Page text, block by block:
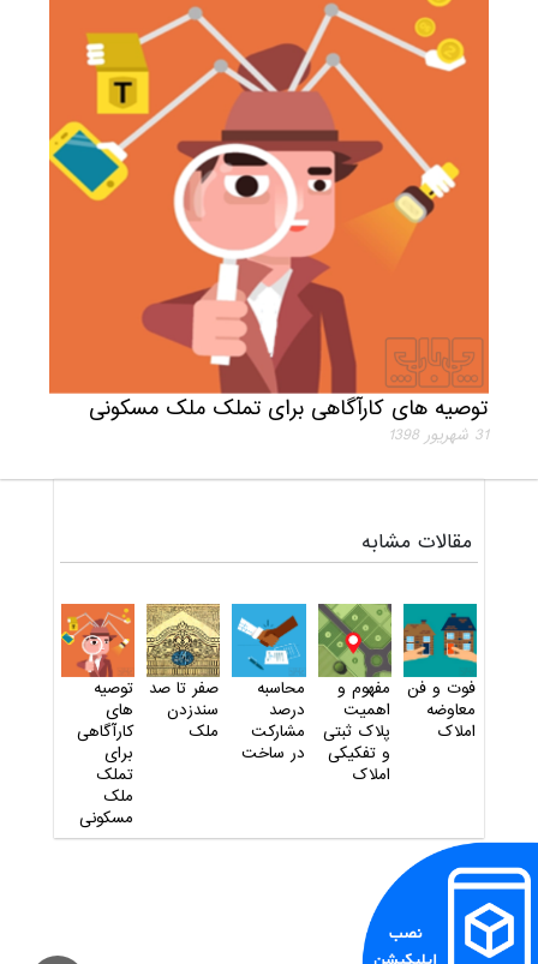
توصیه های کارآگاهی برای تملک ملک مسکونی
31 شهريور 1398
مقالات مشابه
فوت و فن
معاوضه
املاک
مفهوم و
اهمیت
پلاک ثبتی
و تفکیکی
املاک
محاسبه
درصد
مشارکت
در ساخت
صفر تا صد
سندزدن
ملک
توصیه
های
کارآگاهی
برای
تملک
ملک
مسکونی